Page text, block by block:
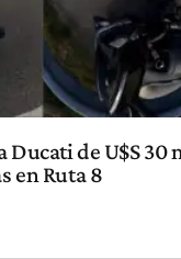
Ducati de U$S 30
en Ruta 8